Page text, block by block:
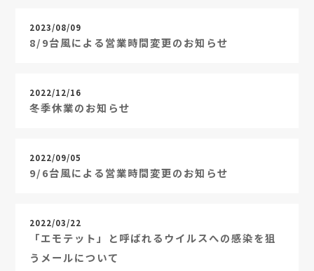
2023/08/09
8/9台風による営業時間変更のお知らせ
2022/12/16
冬季休業のお知らせ
2022/09/05
9/6台風による営業時間変更のお知らせ
2022/03/22
「エモテット」と呼ばれるウイルスへの感染を狙
うメールについて